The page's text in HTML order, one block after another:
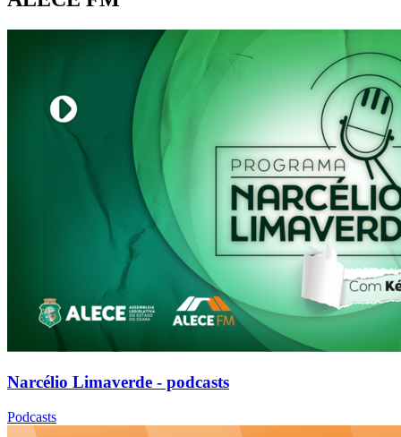
Narcélio Limaverde - podcasts
Podcasts